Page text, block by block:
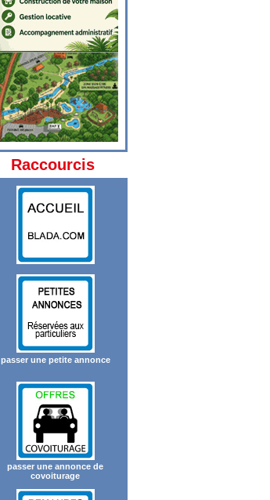
Raccourcis
passer une petite annonce
passer une annonce de
covoiturage